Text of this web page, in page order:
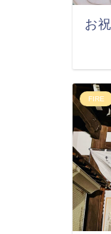
お
FIRE